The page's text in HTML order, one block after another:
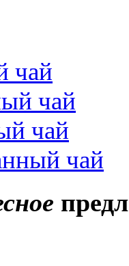
чай
чай
чай
чай